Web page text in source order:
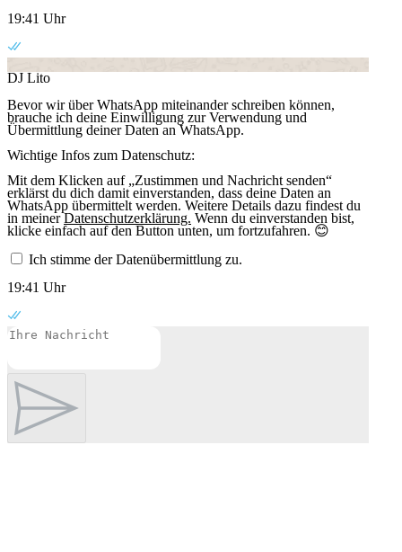
19:41 Uhr
DJ Lito
Bevor wir über WhatsApp miteinander schreiben können,
brauche ich deine Einwilligung zur Verwendung und
Übermittlung deiner Daten an WhatsApp.
Wichtige Infos zum Datenschutz:
Mit dem Klicken auf „Zustimmen und Nachricht senden“
erklärst du dich damit einverstanden, dass deine Daten an
WhatsApp übermittelt werden. Weitere Details dazu findest du
in meinerDatenschutzerklärung. Wenn du einverstanden bist,
klicke einfach auf den Button unten, um fortzufahren. 😊
Ich stimme der Datenübermittlung zu.
19:41 Uhr